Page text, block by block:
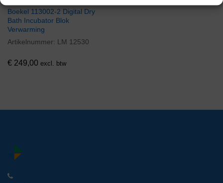
Boekel 113002-2 Digital Dry
Bath Incubator Blok
Verwarming
Artikelnummer: LM 12530
€ 249,00 excl. btw